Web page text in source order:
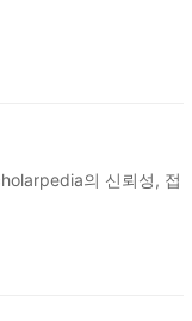
의 신뢰성, 접